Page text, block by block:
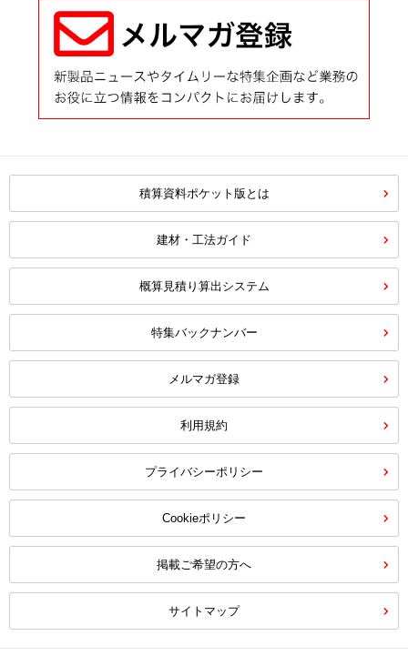
積算資料ポケット版とは
建材・工法ガイド
概算見積り算出システム
特集バックナンバー
メルマガ登録
利用規約
プライバシーポリシー
Cookieポリシー
掲載ご希望の方へ
サイトマップ